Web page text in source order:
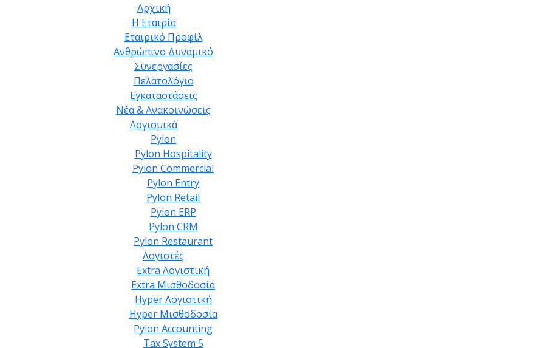
Αρχική
Η Εταιρία
Εταιρικό Προφίλ
Ανθρώπινο Δυναμικό
Συνεργασίες
Πελατολόγιο
Εγκαταστάσεις
Νέα & Ανακοινώσεις
Λογισμικά
Pylon
Pylon Hospitality
Pylon Commercial
Pylon Entry
Pylon Retail
Pylon ERP
Pylon CRM
Pylon Restaurant
Λογιστές
Extra Λογιστική
Extra Μισθοδοσία
Hyper Λογιστική
Hyper Μισθοδοσία
Pylon Accounting
Tax System 5